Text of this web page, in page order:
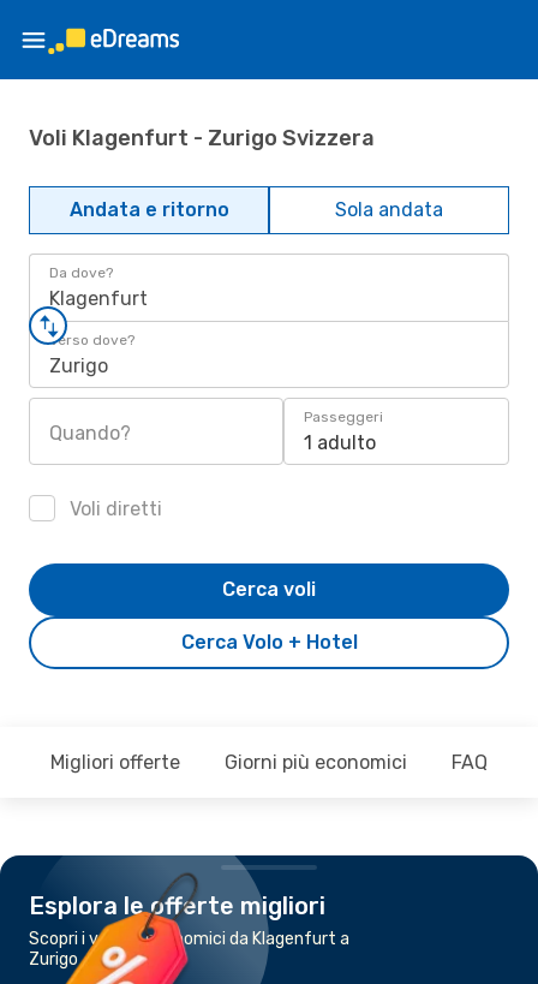
Voli Klagenfurt - Zurigo Svizzera
Andata e ritorno Sola andata
Da dove?
Klagenfurt
Verso dove?
Zurigo
Quando?
Passeggeri
1 adulto
Voli diretti
Cerca Volo + Hotel
Cerca voli
Migliori offerte Giorni più economici FAQ
Esplora le offerte migliori
Scopri i voli più economici da Klagenfurt a
Zurigo